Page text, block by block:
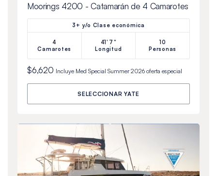
Moorings 4200 - Catamarán de 4 Camarotes
3+ y/o Clase económica
4
Camarotes
41'7"
Longitud
10
Personas
$6,620 Incluye Med Special Summer 2026oferta especial
SELECCIONAR YATE